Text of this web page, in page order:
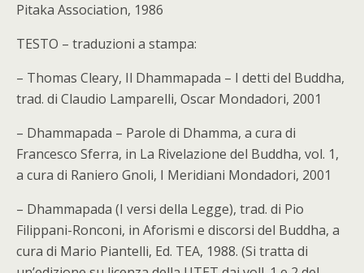
Pitaka Association, 1986
TESTO – traduzioni a stampa:
– Thomas Cleary, Il Dhammapada – I detti del Buddha,
trad. di Claudio Lamparelli, Oscar Mondadori, 2001
– Dhammapada – Parole di Dhamma, a cura di
Francesco Sferra, in La Rivelazione del Buddha, vol. 1,
a cura di Raniero Gnoli, I Meridiani Mondadori, 2001
– Dhammapada (I versi della Legge), trad. di Pio
Filippani-Ronconi, in Aforismi e discorsi del Buddha, a
cura di Mario Piantelli, Ed. TEA, 1988. (Si tratta di